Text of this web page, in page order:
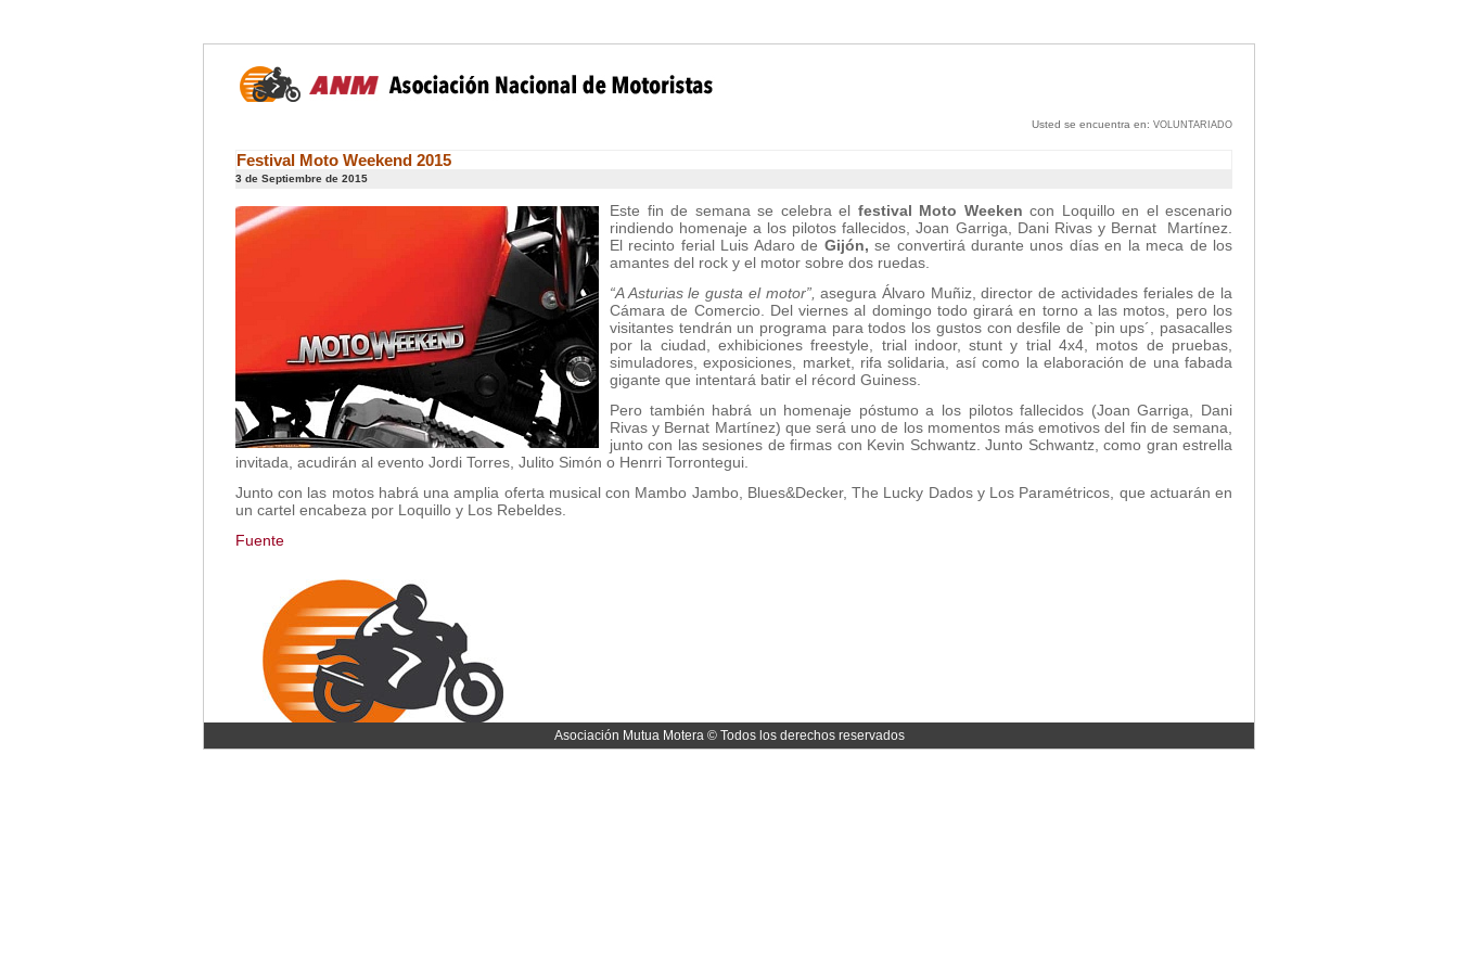
Usted se encuentra en: VOLUNTARIADO
Festival Moto Weekend 2015
3 de Septiembre de 2015
Este fin de semana se celebra el festival Moto Weeken con Loquillo en el escenario
rindiendo homenaje a los pilotos fallecidos, Joan Garriga, Dani Rivas y Bernat Martínez.
El recinto ferial Luis Adaro de Gijón,se convertirá durante unos días en la meca de los
amantes del rock y el motor sobre dos ruedas.
“A Asturias le gusta el motor”,asegura Álvaro Muñiz, director de actividades feriales de la
Cámara de Comercio. Del viernes al domingo todo girará en torno a las motos, pero los
visitantes tendrán un programa para todos los gustos con desfile de `pin ups´, pasacalles
por la ciudad, exhibiciones freestyle, trial indoor, stunt y trial 4x4, motos de pruebas,
simuladores, exposiciones, market, rifa solidaria, así como la elaboración de una fabada
gigante que intentará batir el récord Guiness.
Pero también habrá un homenaje póstumo a los pilotos fallecidos (Joan Garriga, Dani
Rivas y Bernat Martínez) que será uno de los momentos más emotivos del fin de semana,
junto con las sesiones de firmas con Kevin Schwantz. Junto Schwantz, como gran estrella
invitada, acudirán al evento Jordi Torres, Julito Simón o Henrri Torrontegui.
Junto con las motos habrá una amplia oferta musical con Mambo Jambo, Blues&Decker, The Lucky Dados y Los Paramétricos, que actuarán en
un cartel encabeza por Loquillo y Los Rebeldes.
Fuente
Asociación Mutua Motera © Todos los derechos reservados